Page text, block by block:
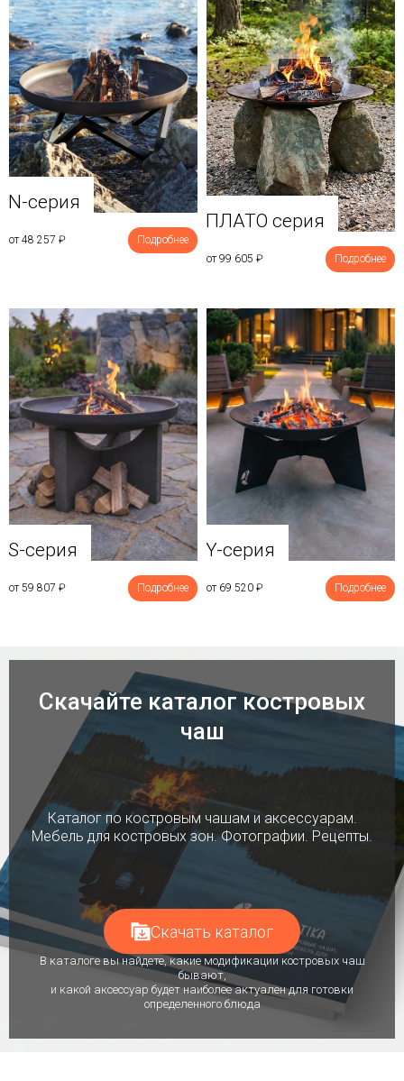
N-серия
от 48 257 ₽ Подробнее
ПЛАТО серия
от 99 605 ₽ Подробнее
S-серия
от 59 807 ₽ Подробнее
Y-серия
от 69 520 ₽ Подробнее
Скачайте каталог костровых
чаш
Каталог по костровым чашам и аксессуарам.
Мебель для костровых зон. Фотографии. Рецепты.
Скачать каталог
В каталоге вы найдете, какие модификации костровых чаш
бывают,
и какой аксессуар будет наиболее актуален для готовки
определенного блюда